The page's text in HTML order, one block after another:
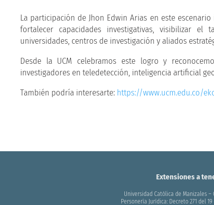
La participación de Jhon Edwin Arias en este
fortalecer capacidades investigativas, visibilizar
universidades, centros de investigación y aliados
Desde la UCM celebramos este logro y
investigadores en teledetección, inteligencia artificial
También podría interesarte: https://www.ucm.edu.co/
Extensiones a
Universidad Católica de Manizales –
Personería Jurídica: Decreto 271 del